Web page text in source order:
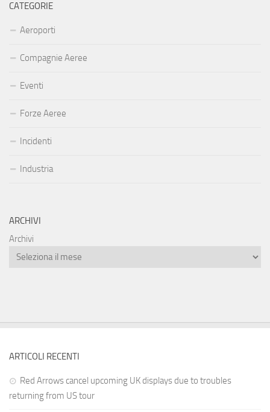
CATEGORIE
Aeroporti
Compagnie Aeree
Eventi
Forze Aeree
Incidenti
Industria
ARCHIVI
Archivi
ARTICOLI RECENTI
Red Arrows cancel upcoming UK displays due to troubles
returning from US tour